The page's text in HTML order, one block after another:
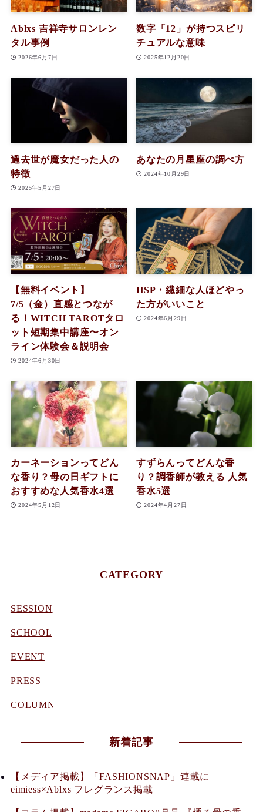
Ablxs 吉祥寺サロンレン
タル事例
2026年6月7日
数字「12」が持つスピリ
チュアルな意味
2025年12月20日
過去世が魔女だった人の
特徴
2025年5月27日
あなたの月星座の調べ方
2024年10月29日
【無料イベント】
7/5（金）直感とつなが
る！WITCH TAROTタロ
ット短期集中講座〜オン
ライン体験会＆説明会
2024年6月30日
HSP・繊細な人ほどやっ
た方がいいこと
2024年6月29日
カーネーションってどん
な香り？母の日ギフトに
おすすめな人気香水4選
2024年5月12日
すずらんってどんな香
り？調香師が教える 人気
香水5選
2024年4月27日
CATEGORY
SESSION
SCHOOL
EVENT
PRESS
COLUMN
新着記事
【メディア掲載】「FASHIONSNAP」連載に
eimiess×Ablxs フレグランス掲載